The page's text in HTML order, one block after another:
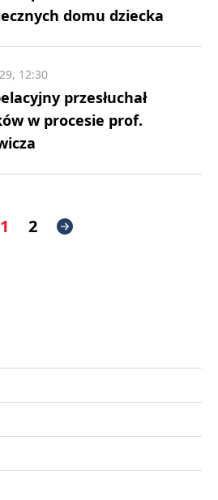
domu dziecka
przesłuchał
w procesie prof.
12:30
1 2